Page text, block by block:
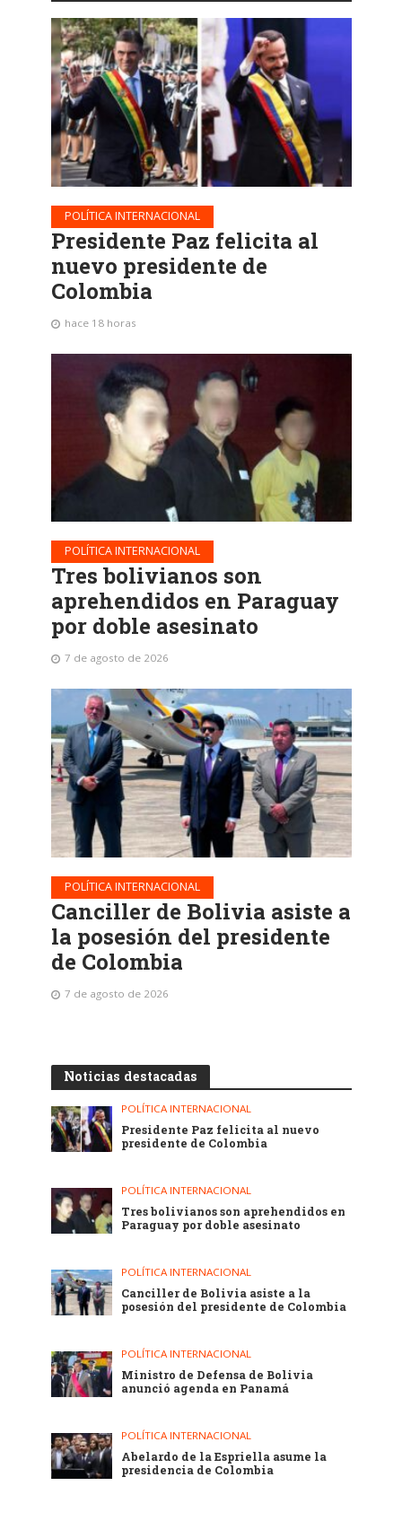
POLÍTICA INTERNACIONAL
Presidente Paz felicita al
nuevo presidente de
Colombia
hace 18 horas
POLÍTICA INTERNACIONAL
Tres bolivianos son
aprehendidos en Paraguay
por doble asesinato
7 de agosto de 2026
POLÍTICA INTERNACIONAL
Canciller de Bolivia asiste a
la posesión del presidente
de Colombia
7 de agosto de 2026
Noticias destacadas
POLÍTICA INTERNACIONAL
Presidente Paz felicita al nuevo
presidente de Colombia
POLÍTICA INTERNACIONAL
Tres bolivianos son aprehendidos en
Paraguay por doble asesinato
POLÍTICA INTERNACIONAL
Canciller de Bolivia asiste a la
posesión del presidente de Colombia
POLÍTICA INTERNACIONAL
Ministro de Defensa de Bolivia
anunció agenda en Panamá
POLÍTICA INTERNACIONAL
Abelardo de la Espriella asume la
presidencia de Colombia